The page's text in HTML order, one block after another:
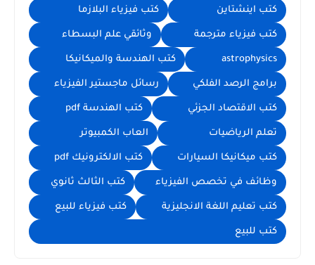
كتب اينشتاين كتب فيزياء البلازما
كتب فيزياء مترجمة وثائقي علم البسطاء
astrophysics كتب الهندسة والميكانيكا
برامج الرصد الفلكي رسائل ماجستير الفيزياء
كتب الاقتصاد الجزئي كتب الهندسة pdf
تعلم الرياضيات العاب الكمبيوتر
كتب ميكانيكا السيارات كتب الالكترونيك pdf
وظائف في تخصص الفيزياء كتب الثالث ثانوي
كتب تعليم اللغة الانجليزية كتب فيزياء للبيع
كتب للبيع